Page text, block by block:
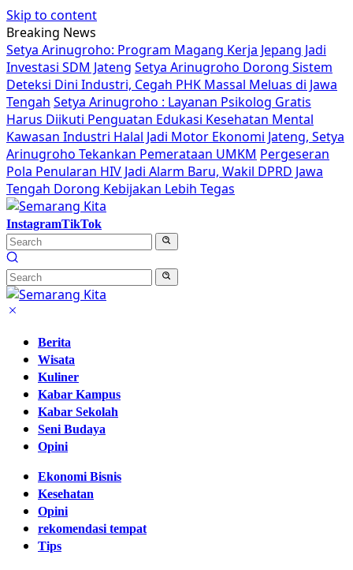
Skip to content
Breaking News
Setya Arinugroho: Program Magang Kerja Jepang Jadi
Investasi SDM Jateng Setya Arinugroho Dorong Sistem
Deteksi Dini Industri, Cegah PHK Massal Meluas di Jawa
Tengah Setya Arinugroho : Layanan Psikolog Gratis
Harus Diikuti Penguatan Edukasi Kesehatan Mental
Kawasan Industri Halal Jadi Motor Ekonomi Jateng, Setya
Arinugroho Tekankan Pemerataan UMKM Pergeseran
Pola Penularan HIV Jadi Alarm Baru, Wakil DPRD Jawa
Tengah Dorong Kebijakan Lebih Tegas
InstagramTikTok
Berita
Wisata
Kuliner
Kabar Kampus
Kabar Sekolah
Seni Budaya
Opini
Ekonomi Bisnis
Kesehatan
Opini
rekomendasi tempat
Tips